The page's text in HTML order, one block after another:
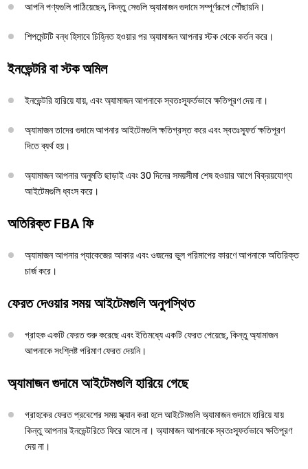
আপনি পণ্যগুলি পাঠিয়েছেন, কিন্তু সেগুলি অ্যামাজন গুদামে সম্পূর্ণরূপে পৌঁছায়নি।
শিপমেন্টটি বন্ধ হিসাবে চিহ্নিত হওয়ার পর অ্যামাজন আপনার স্টক থেকে কর্তন করে।
ইনভেন্টরি বা স্টক অমিল
ইনভেন্টরি হারিয়ে যায়, এবং অ্যামাজন আপনাকে স্বতঃস্ফূর্তভাবে ক্ষতিপূরণ দেয় না।
অ্যামাজন তাদের গুদামে আপনার আইটেমগুলি ক্ষতিগ্রস্ত করে এবং স্বতঃস্ফূর্ত ক্ষতিপূরণ
দিতে ব্যর্থ হয়।
অ্যামাজন আপনার অনুমতি ছাড়াই এবং 30 দিনের সময়সীমা শেষ হওয়ার আগে বিক্রয়যোগ্য
আইটেমগুলি ধ্বংস করে।
অতিরিক্ত FBA ফি
অ্যামাজন আপনার প্যাকেজের আকার এবং ওজনের ভুল পরিমাপের কারণে আপনাকে অতিরিক্ত
চার্জ করে।
ফেরত দেওয়ার সময় আইটেমগুলি অনুপস্থিত
গ্রাহক একটি ফেরত শুরু করেছে এবং ইতিমধ্যে একটি ফেরত পেয়েছে, কিন্তু অ্যামাজন
আপনাকে সংশ্লিষ্ট পরিমাণ ফেরত দেয়নি।
অ্যামাজন গুদামে আইটেমগুলি হারিয়ে গেছে
গ্রাহকের ফেরত প্রবেশের সময় স্ক্যান করা হলে আইটেমগুলি অ্যামাজন গুদামে হারিয়ে যায়
কিন্তু আপনার ইনভেন্টরিতে ফিরে আসে না। অ্যামাজন আপনাকে স্বতঃস্ফূর্তভাবে ক্ষতিপূরণ
দেয় না।